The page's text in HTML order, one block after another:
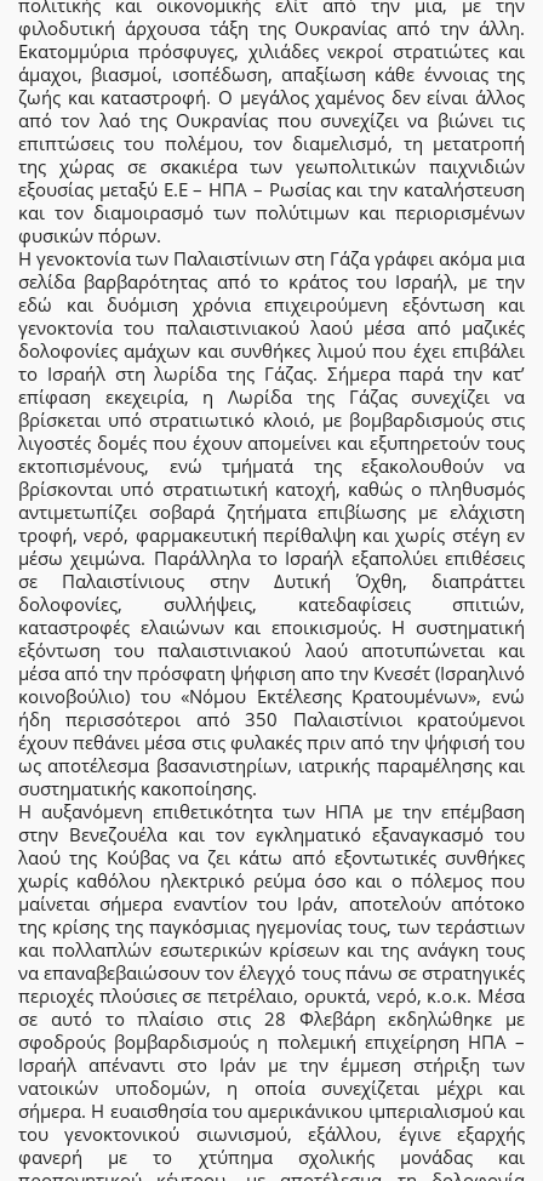
πολιτικής και οικονομικής ελίτ από την μια, με την
φιλοδυτική άρχουσα τάξη της Ουκρανίας από την άλλη.
Εκατομμύρια πρόσφυγες, χιλιάδες νεκροί στρατιώτες και
άμαχοι, βιασμοί, ισοπέδωση, απαξίωση κάθε έννοιας της
ζωής και καταστροφή. Ο μεγάλος χαμένος δεν είναι άλλος
από τον λαό της Ουκρανίας που συνεχίζει να βιώνει τις
επιπτώσεις του πολέμου, τον διαμελισμό, τη μετατροπή
της χώρας σε σκακιέρα των γεωπολιτικών παιχνιδιών
εξουσίας μεταξύ Ε.Ε – ΗΠΑ – Ρωσίας και την καταλήστευση
και τον διαμοιρασμό των πολύτιμων και περιορισμένων
φυσικών πόρων.
Η γενοκτονία των Παλαιστίνιων στη Γάζα γράφει ακόμα μια
σελίδα βαρβαρότητας από το κράτος του Ισραήλ, με την
εδώ και δυόμιση χρόνια επιχειρούμενη εξόντωση και
γενοκτονία του παλαιστινιακού λαού μέσα από μαζικές
δολοφονίες αμάχων και συνθήκες λιμού που έχει επιβάλει
το Ισραήλ στη λωρίδα της Γάζας. Σήμερα παρά την κατ’
επίφαση εκεχειρία, η Λωρίδα της Γάζας συνεχίζει να
βρίσκεται υπό στρατιωτικό κλοιό, με βομβαρδισμούς στις
λιγοστές δομές που έχουν απομείνει και εξυπηρετούν τους
εκτοπισμένους, ενώ τμήματά της εξακολουθούν να
βρίσκονται υπό στρατιωτική κατοχή, καθώς ο πληθυσμός
αντιμετωπίζει σοβαρά ζητήματα επιβίωσης με ελάχιστη
τροφή, νερό, φαρμακευτική περίθαλψη και χωρίς στέγη εν
μέσω χειμώνα. Παράλληλα το Ισραήλ εξαπολύει επιθέσεις
σε Παλαιστίνιους στην Δυτική Όχθη, διαπράττει
δολοφονίες, συλλήψεις, κατεδαφίσεις σπιτιών,
καταστροφές ελαιώνων και εποικισμούς. Η συστηματική
εξόντωση του παλαιστινιακού λαού αποτυπώνεται και
μέσα από την πρόσφατη ψήφιση απο την Κνεσέτ (Ισραηλινό
κοινοβούλιο) του «Νόμου Εκτέλεσης Κρατουμένων», ενώ
ήδη περισσότεροι από 350 Παλαιστίνιοι κρατούμενοι
έχουν πεθάνει μέσα στις φυλακές πριν από την ψήφισή του
ως αποτέλεσμα βασανιστηρίων, ιατρικής παραμέλησης και
συστηματικής κακοποίησης.
Η αυξανόμενη επιθετικότητα των ΗΠΑ με την επέμβαση
στην Βενεζουέλα και τον εγκληματικό εξαναγκασμό του
λαού της Κούβας να ζει κάτω από εξοντωτικές συνθήκες
χωρίς καθόλου ηλεκτρικό ρεύμα όσο και ο πόλεμος που
μαίνεται σήμερα εναντίον του Ιράν, αποτελούν απότοκο
της κρίσης της παγκόσμιας ηγεμονίας τους, των τεράστιων
και πολλαπλών εσωτερικών κρίσεων και της ανάγκη τους
να επαναβεβαιώσουν τον έλεγχό τους πάνω σε στρατηγικές
περιοχές πλούσιες σε πετρέλαιο, ορυκτά, νερό, κ.ο.κ. Μέσα
σε αυτό το πλαίσιο στις 28 Φλεβάρη εκδηλώθηκε με
σφοδρούς βομβαρδισμούς η πολεμική επιχείρηση ΗΠΑ –
Ισραήλ απέναντι στο Ιράν με την έμμεση στήριξη των
νατοικών υποδομών, η οποία συνεχίζεται μέχρι και
σήμερα. Η ευαισθησία του αμερικάνικου ιμπεριαλισμού και
του γενοκτονικού σιωνισμού, εξάλλου, έγινε εξαρχής
φανερή με το χτύπημα σχολικής μονάδας και